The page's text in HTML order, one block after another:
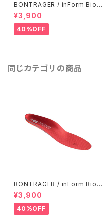
BONTRAGER / inForm BioD
ynamic Insole / High Arch
¥3,900
40%OFF
同じカテゴリの商品
BONTRAGER / inForm BioD
ynamic Insole / Low Arch
¥3,900
40%OFF